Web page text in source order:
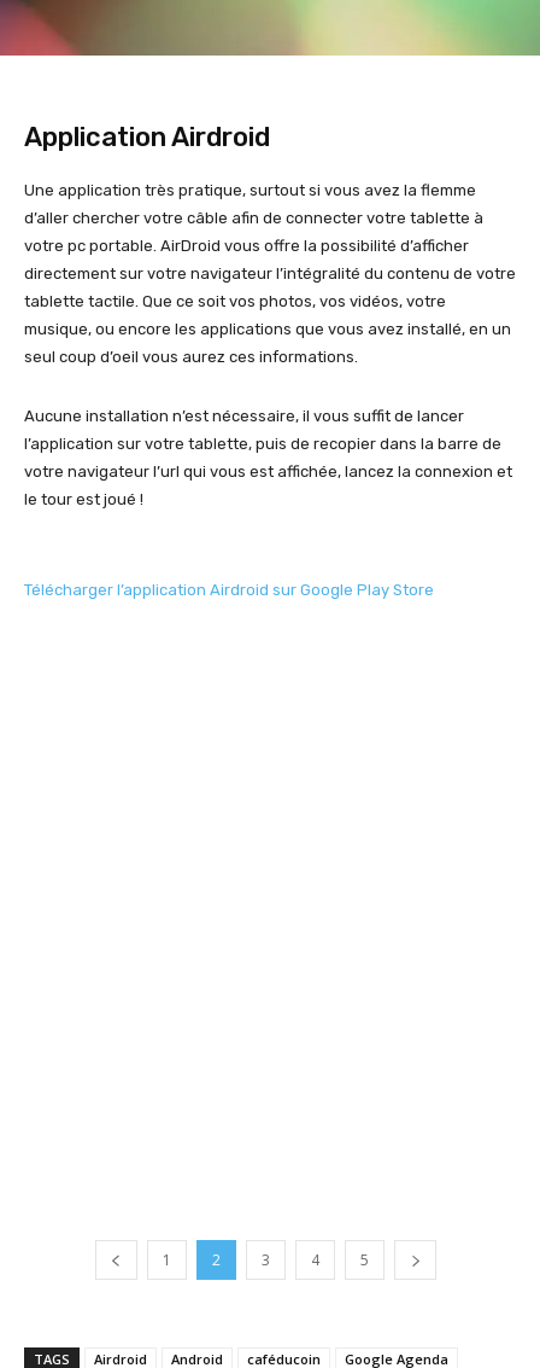
Application Airdroid
Une application très pratique, surtout si vous avez la flemme
d’aller chercher votre câble afin de connecter votre tablette à
votre pc portable. AirDroid vous offre la possibilité d’afficher
directement sur votre navigateur l’intégralité du contenu de votre
tablette tactile. Que ce soit vos photos, vos vidéos, votre
musique, ou encore les applications que vous avez installé, en un
seul coup d’oeil vous aurez ces informations.
Aucune installation n’est nécessaire, il vous suffit de lancer
l’application sur votre tablette, puis de recopier dans la barre de
votre navigateur l’url qui vous est affichée, lancez la connexion et
le tour est joué !
Télécharger l’application Airdroid sur Google Play Store
1 2 3 4 5
TAGS Airdroid Android caféducoin Google Agenda